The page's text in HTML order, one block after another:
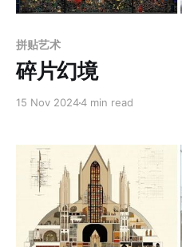
拼贴艺术
碎片幻境
15 Nov 20244 min read